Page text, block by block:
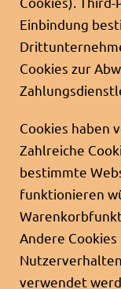
Einbindung
Cookies zur
Cookies haben
Zahlreiche
bestimmte
funktionieren
Andere
verwendet